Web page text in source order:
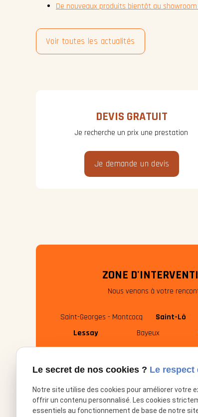
De nouveaux produits bientôt au
Voir toutes les actualités
DEVIS GRATUIT
Je recherche un prix une prestation
Je demande un devis
ZONE
Nous venons à votre
Saint-Georges - Montcocq Saint-Lô
Lessay
Bayeux
Le secret de nos cookies ? Le respect
Notre site utilise des cookies pour améliorer votre
offrir un contenu personnalisé. Les cookies
essentiels au fonctionnement de base de notre